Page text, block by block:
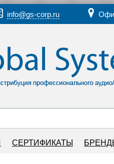
info@gs-corp.ru
СЕРТИФИКАТЫ